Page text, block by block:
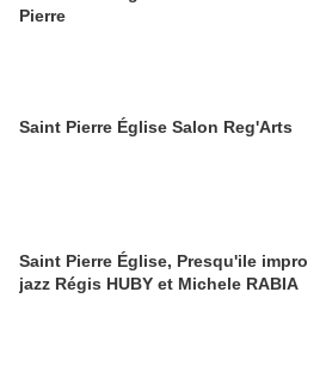
Pierre
Saint Pierre Église Salon Reg'Arts
Saint Pierre Église, Presqu'ile impro
jazz Régis HUBY et Michele RABIA